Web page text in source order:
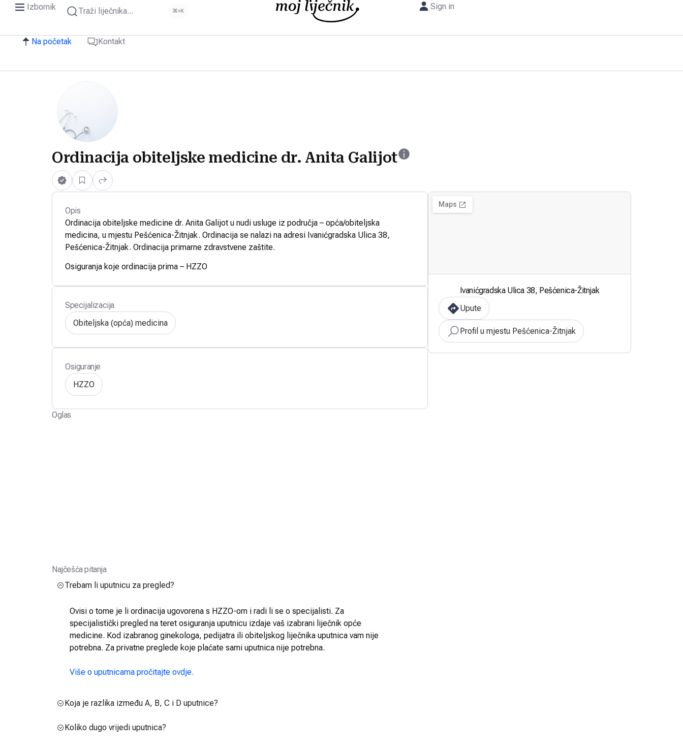
Izbornik Traži liječnika... ⌘+K Sign in
Na početak Kontakt
Ordinacija obiteljske medicine dr. Anita Galijot
Opis
Ordinacija obiteljske medicine dr. Anita Galijot u nudi usluge iz područja – opća/obiteljska
medicina, u mjestu Pešćenica-Žitnjak. Ordinacija se nalazi na adresi Ivanićgradska Ulica 38,
Pešćenica-Žitnjak. Ordinacija primarne zdravstvene zaštite.
Osiguranja koje ordinacija prima – HZZO
Specijalizacija
Obiteljska (opća) medicina
Osiguranje
HZZO
Oglas
Ivanićgradska Ulica 38, Pešćenica-Žitnjak
Upute
Profil u mjestu Pešćenica-Žitnjak
Najčešća pitanja
Trebam li uputnicu za pregled?
Ovisi o tome je li ordinacija ugovorena s HZZO-om i radi li se o specijalisti. Za
specijalistički pregled na teret osiguranja uputnicu izdaje vaš izabrani liječnik opće
medicine. Kod izabranog ginekologa, pedijatra ili obiteljskog liječnika uputnica vam nije
potrebna. Za privatne preglede koje plaćate sami uputnica nije potrebna.
Više o uputnicama pročitajte ovdje.
Koja je razlika između A, B, C i D uputnice?
Koliko dugo vrijedi uputnica?